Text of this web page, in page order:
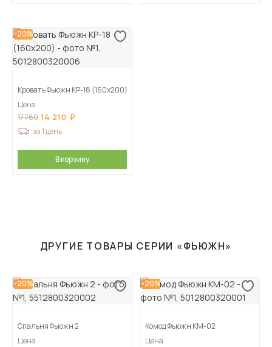
-20%
Кровать Фьюжн КР-18 (160х200)
Цена
17 760 14 210
за 1 день
В корзину
ДРУГИЕ ТОВАРЫ СЕРИИ «ФЬЮЖН»
-20%
Спальня Фьюжн 2
Цена
-20%
Комод Фьюжн КМ-02
Цена